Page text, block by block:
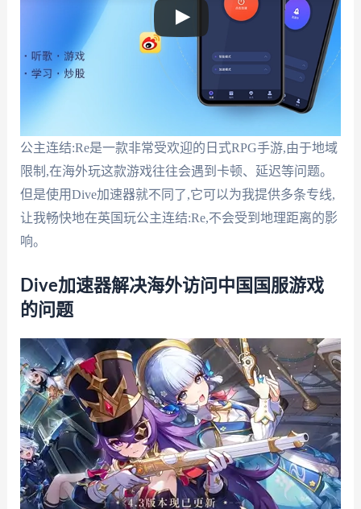
公主连结:Re是一款非常受欢迎的日式RPG手游,由于地域
限制,在海外玩这款游戏往往会遇到卡顿、延迟等问题。
但是使用Dive加速器就不同了,它可以为我提供多条专线,
让我畅快地在英国玩公主连结:Re,不会受到地理距离的影
响。
Dive加速器解决海外访问中国国服游戏
的问题